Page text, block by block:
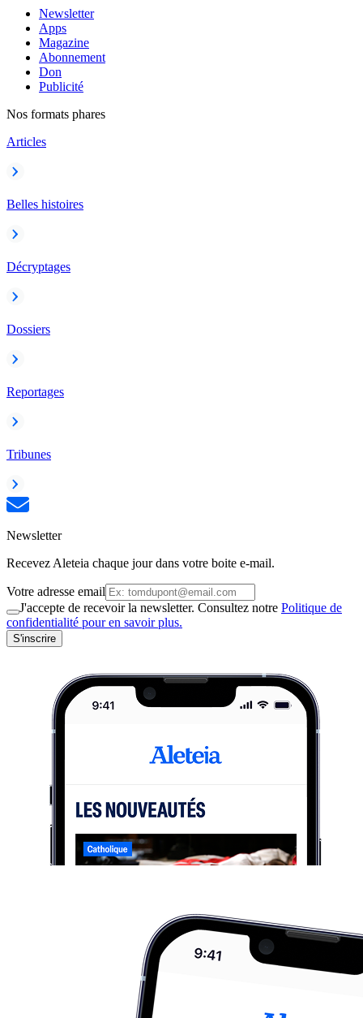
Newsletter
Apps
Magazine
Abonnement
Don
Publicité
Nos formats phares
Articles
Belles histoires
Décryptages
Dossiers
Reportages
Tribunes
Newsletter
Recevez Aleteia chaque jour dans votre boite e-mail.
Votre adresse email
J'accepte de recevoir la newsletter. Consultez notre Politique de
confidentialité pour en savoir plus.
S'inscrire